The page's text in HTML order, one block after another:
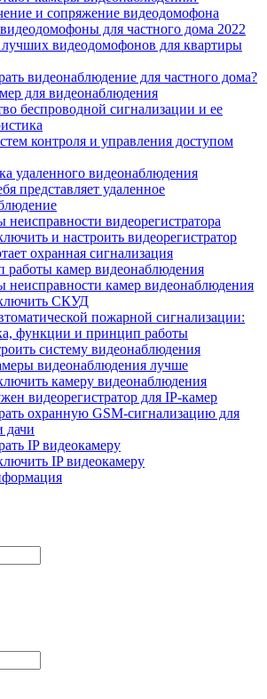
и сопряжение видеодомофона
для частного дома 2022
видеодомофонов для квартиры
видеонаблюдение для частного дома?
для видеонаблюдения
беспроводной сигнализации и ее
контроля и управления доступом
удаленного видеонаблюдения
представляет удаленное
видеорегистратора
и настроить видеорегистратор
охранная сигнализация
камер видеонаблюдения
камер видеонаблюдения
СКУД
пожарной сигнализации:
функции и принцип работы
систему видеонаблюдения
видеонаблюдения лучше
камеру видеонаблюдения
видеорегистратор для IP-камер
охранную GSM-сигнализацию для
дачи
IP видеокамеру
IP видеокамеру